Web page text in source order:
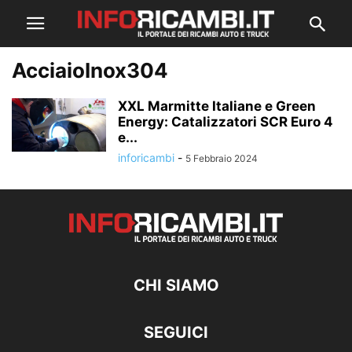
AcciaioInox304
XXL Marmitte Italiane e Green
Energy: Catalizzatori SCR Euro 4
e...
inforicambi - 5 Febbraio 2024
CHI SIAMO
SEGUICI